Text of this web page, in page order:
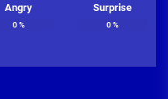
Angry
0%
Surprise
0%